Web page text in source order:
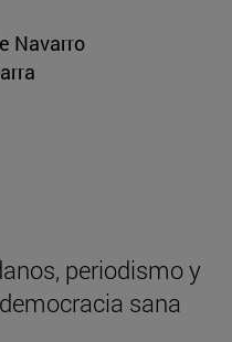
Navarro
periodismo y
sana